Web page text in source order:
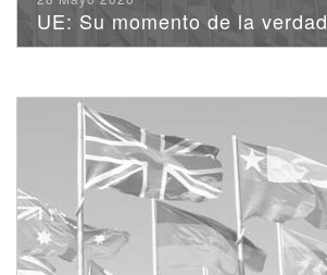
UE: Su momento de la verdad